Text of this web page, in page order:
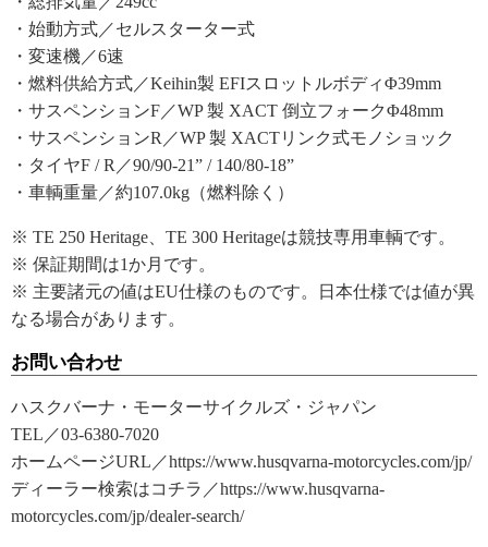
・始動方式／セルスターター式
・変速機／6速
・燃料供給方式／Keihin製 EFIスロットルボディΦ39mm
・サスペンションF／WP 製 XACT 倒立フォークΦ48mm
・サスペンションR／WP 製 XACTリンク式モノショック
・タイヤF / R／90/90-21” / 140/80-18”
・車輌重量／約107.0kg（燃料除く）
※ TE 250 Heritage、TE 300 Heritageは競技専用車輌です。
※ 保証期間は1か月です。
※ 主要諸元の値はEU仕様のものです。日本仕様では値が異
なる場合があります。
お問い合わせ
ハスクバーナ・モーターサイクルズ・ジャパン
TEL／03-6380-7020
ホームページURL／https://www.husqvarna-motorcycles.com/jp/
ディーラー検索はコチラ／https://www.husqvarna-
motorcycles.com/jp/dealer-search/